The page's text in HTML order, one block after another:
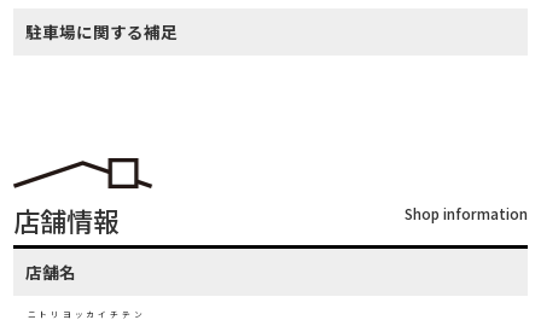
駐車場に関する補足
店舗情報 Shop information
店舗名
ニトリヨッカイチテン